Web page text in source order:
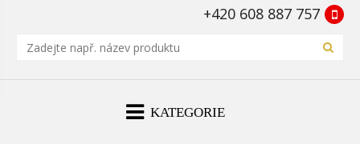
+420 608 887 757
KATEGORIE